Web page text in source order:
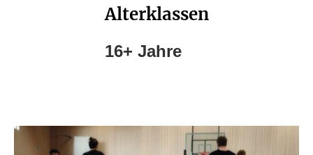
Alterklassen
16+ Jahre